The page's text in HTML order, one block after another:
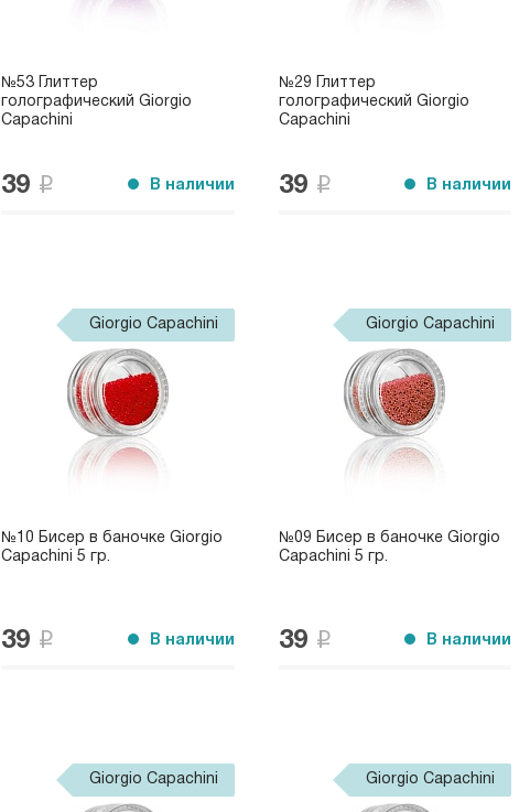
№53 Глиттер
голографический Giorgio
Capachini
39 В наличии
№29 Глиттер
голографический Giorgio
Capachini
39 В наличии
Giorgio Capachini
№10 Бисер в баночке Giorgio
Capachini 5 гр.
39 В наличии
Giorgio Capachini
№09 Бисер в баночке Giorgio
Capachini 5 гр.
39 В наличии
Giorgio Capachini Giorgio Capachini